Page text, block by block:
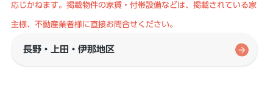
応じかねます。掲載物件の家賃・付帯設備などは、掲載されている家
主様、不動産業者様に直接お問合せください。
長野・上田・伊那地区